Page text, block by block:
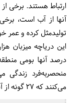
ارتباط هستند. برخی
آنها از آب است،
تولیدمثل کرده و عمر
می‌کنند که ۲۷ گونه از آنها فقط در آب سرد این دریاچه دیده می‌شوند.